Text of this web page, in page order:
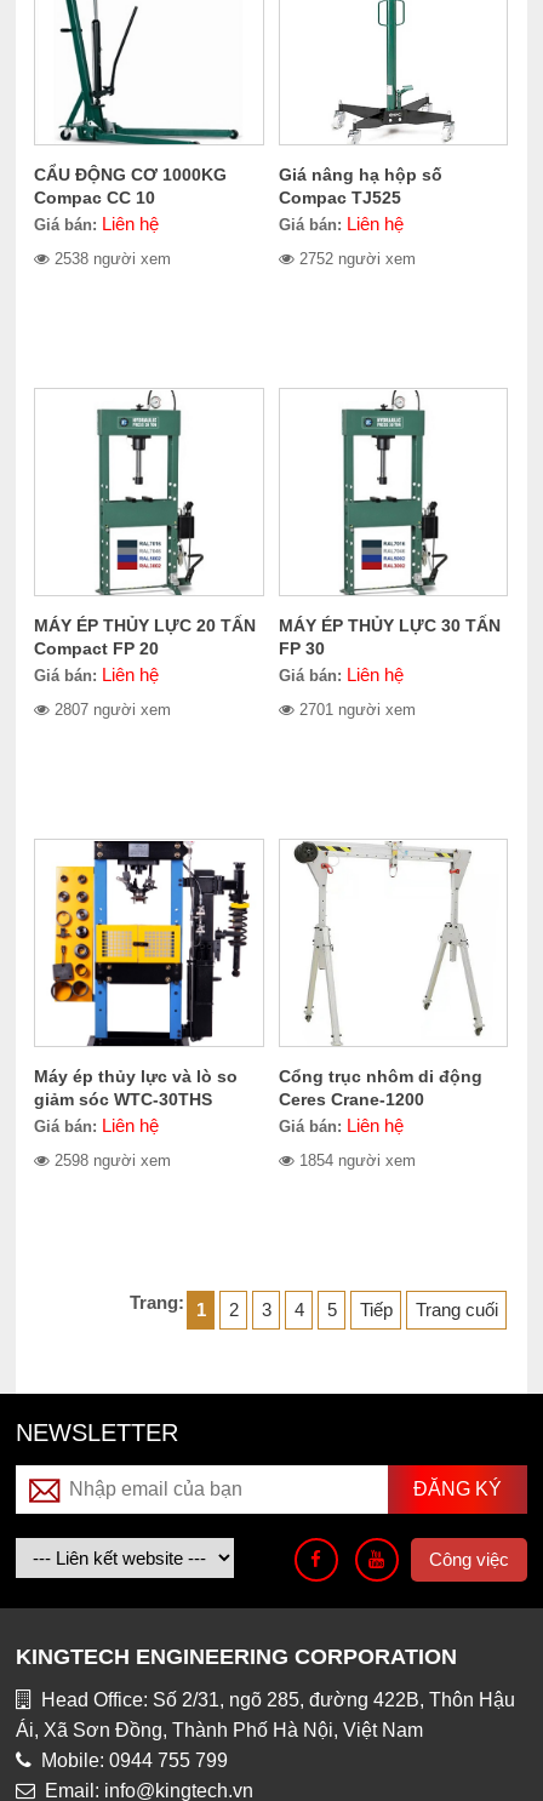
CẨU ĐỘNG CƠ 1000KG
Compac CC 10
Giá bán: Liên hệ
2538 người xem
Giá nâng hạ hộp số
Compac TJ525
Giá bán: Liên hệ
2752 người xem
MÁY ÉP THỦY LỰC 20 TẤN
Compact FP 20
Giá bán: Liên hệ
2807 người xem
MÁY ÉP THỦY LỰC 30 TẤN
FP 30
Giá bán: Liên hệ
2701 người xem
Máy ép thủy lực và lò so
giảm sóc WTC-30THS
Giá bán: Liên hệ
2598 người xem
Cổng trục nhôm di động
Ceres Crane-1200
Giá bán: Liên hệ
1854 người xem
Trang: 1 2 3 4 5 Tiếp Trang cuối
NEWSLETTER
Công việc
KINGTECH ENGINEERING CORPORATION
Head Office: Số 2/31, ngõ 285, đường 422B, Thôn Hậu
Ái, Xã Sơn Đồng, Thành Phố Hà Nội, Việt Nam
Mobile: 0944 755 799
Email: info@kingtech.vn